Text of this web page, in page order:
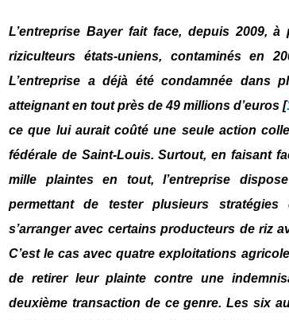
L’entreprise Bayer fait face, depuis 2009,
riziculteurs états-uniens, contaminés en
L’entreprise a déjà été condamnée dans
atteignant en tout près de 49 millions d’euros [
ce que lui aurait coûté une seule action
fédérale de Saint-Louis. Surtout, en faisant
mille plaintes en tout, l’entreprise
permettant de tester plusieurs
s’arranger avec certains producteurs de riz
C’est le cas avec quatre exploitations
de retirer leur plainte contre une
deuxième transaction de ce genre. Les six